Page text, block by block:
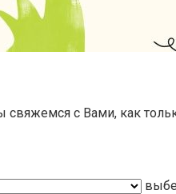
свяжемся с Вами, как